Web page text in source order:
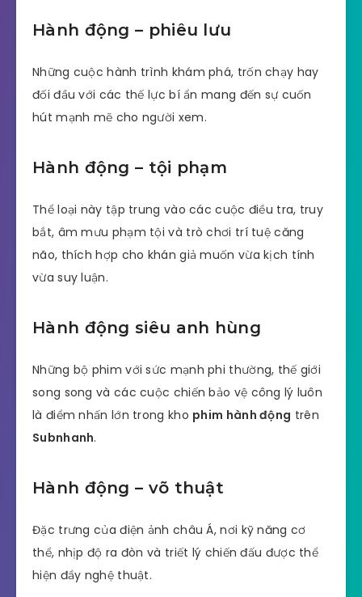
Hành động – phiêu lưu
Những cuộc hành trình khám phá, trốn chạy hay
đối đầu với các thế lực bí ẩn mang đến sự cuốn
hút mạnh mẽ cho người xem.
Hành động – tội phạm
Thể loại này tập trung vào các cuộc điều tra, truy
bắt, âm mưu phạm tội và trò chơi trí tuệ căng
não, thích hợp cho khán giả muốn vừa kịch tính
vừa suy luận.
Hành động siêu anh hùng
Những bộ phim với sức mạnh phi thường, thế giới
song song và các cuộc chiến bảo vệ công lý luôn
là điểm nhấn lớn trong kho phim hành động trên
Subnhanh.
Hành động – võ thuật
Đặc trưng của điện ảnh châu Á, nơi kỹ năng cơ
thể, nhịp độ ra đòn và triết lý chiến đấu được thể
hiện đầy nghệ thuật.